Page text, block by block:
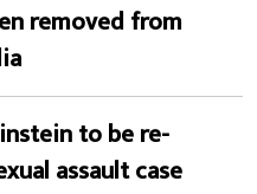
removed from
to be re-
assault case